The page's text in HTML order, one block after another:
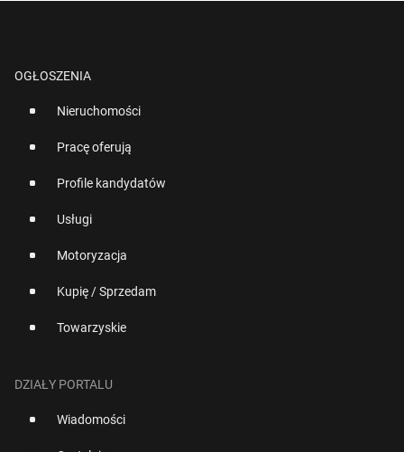
OGŁOSZENIA
Nieruchomości
Pracę oferują
Profile kandydatów
Usługi
Motoryzacja
Kupię / Sprzedam
Towarzyskie
DZIAŁY PORTALU
Wiadomości